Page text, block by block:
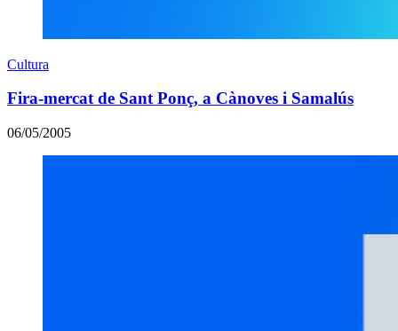
Cultura
Fira-mercat de Sant Ponç, a Cànoves i Samalús
06/05/2005